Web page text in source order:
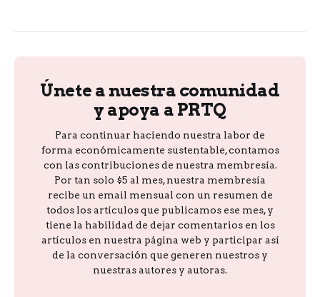
Únete a nuestra comunidad
y apoya a PRTQ
Para continuar haciendo nuestra labor de
forma económicamente sustentable, contamos
con las contribuciones de nuestra membresía.
Por tan solo $5 al mes, nuestra membresía
recibe un email mensual con un resumen de
todos los artículos que publicamos ese mes, y
tiene la habilidad de dejar comentarios en los
artículos en nuestra página web y participar así
de la conversación que generen nuestros y
nuestras autores y autoras.